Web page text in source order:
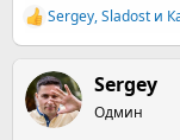
Р
е
к
ц
и
Sergey,Sladost и
Sergey
Одмин